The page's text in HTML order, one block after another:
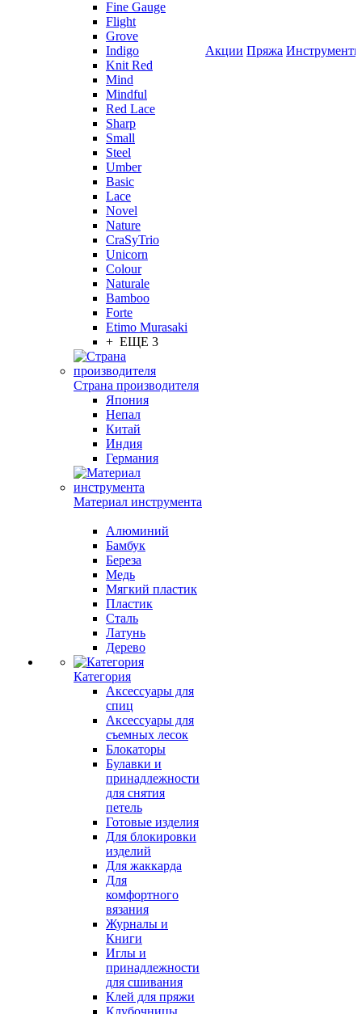
Fine Gauge
Flight
Grove
Indigo
Knit Red
Mind
Mindful
Red Lace
Sharp
Small
Steel
Umber
Basic
Lace
Novel
Nature
CraSyTrio
Unicorn
Colour
Naturale
Bamboo
Forte
Etimo Murasaki
+ ЕЩЕ 3
Страна производителя
Япония
Непал
Китай
Индия
Германия
Материал инструмента
Алюминий
Бамбук
Береза
Медь
Мягкий пластик
Пластик
Сталь
Латунь
Дерево
Категория
Аксессуары для
спиц
Аксессуары для
съемных лесок
Блокаторы
Булавки и
принадлежности
для снятия
петель
Готовые изделия
Для блокировки
изделий
Для жаккарда
Для
комфортного
вязания
Журналы и
Книги
Иглы и
принадлежности
для сшивания
Клей для пряжи
Клубочницы
Акции Пряжа Инструменты